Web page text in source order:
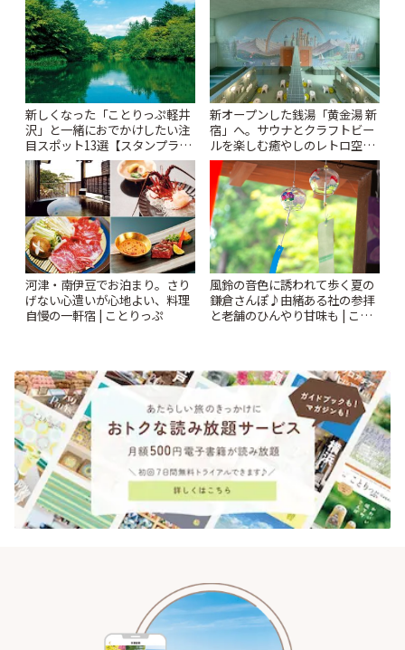
新しくなった「ことりっぷ軽井
沢」と一緒におでかけしたい注
目スポット13選【スタンプラリ
ー開催中】 | ことりっぷ
新オープンした銭湯「黄金湯 新
宿」へ。サウナとクラフトビー
ルを楽しむ癒やしのレトロ空間
| ことりっぷ
河津・南伊豆でお泊まり。さり
げない心遣いが心地よい、料理
自慢の一軒宿 | ことりっぷ
風鈴の音色に誘われて歩く夏の
鎌倉さんぽ♪由緒ある社の参拝
と老舗のひんやり甘味も | こと